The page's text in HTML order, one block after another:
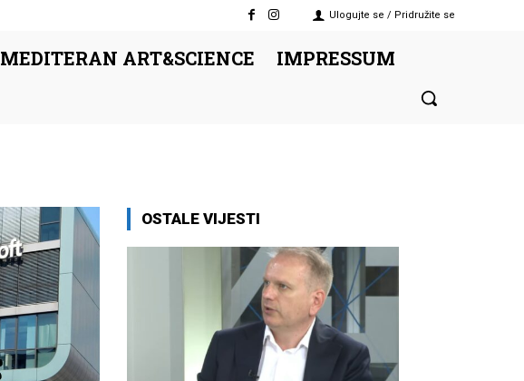
Ulogujte se / Pridružite se
MEDITERAN ART&SCIENCE IMPRESSUM
OSTALE VIJESTI